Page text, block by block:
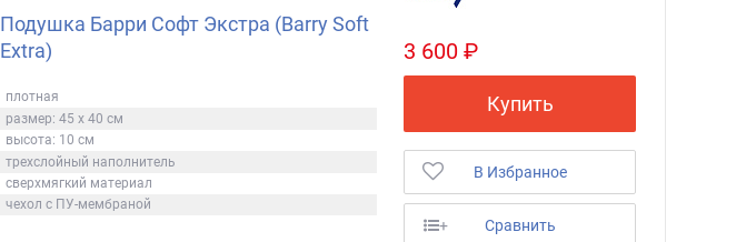
Подушка Барри Софт Экстра (Barry Soft
Extra)
плотная
размер: 45 х 40 см
высота: 10 см
трехслойный наполнитель
сверхмягкий материал
чехол с ПУ-мембраной
3 600 ₽
Купить
В Избранное
+ Сравнить